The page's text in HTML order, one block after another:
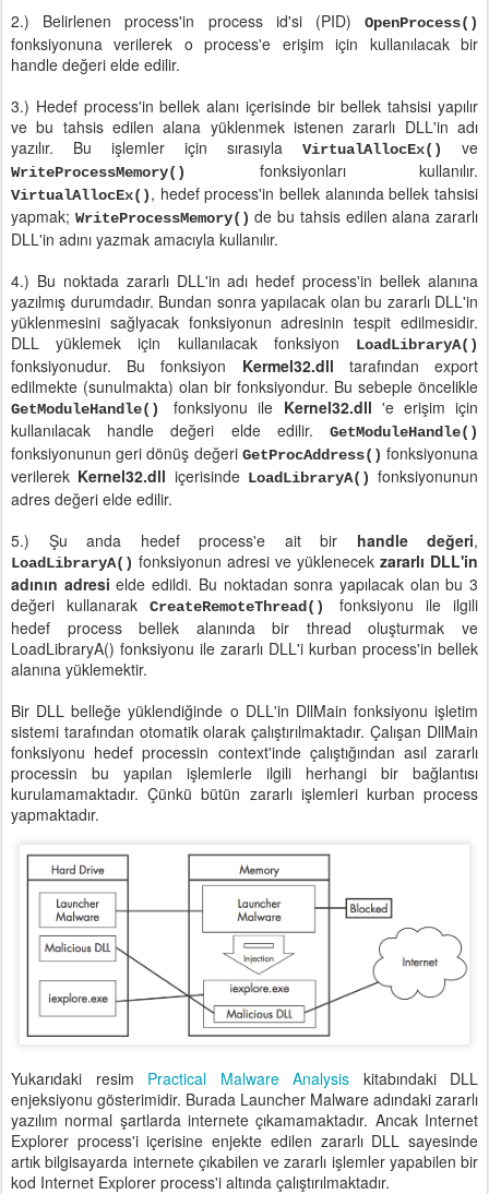
2.) Belirlenen process'in process id'si (PID)
OpenProcess()
fonksiyonuna verilerek o process'e erişim için kullanılacak bir
handle değeri elde edilir.
3.) Hedef process'in bellek alanı içerisinde bir bellek tahsisi yapılır
ve bu tahsis edilen alana yüklenmek istenen zararlı DLL'in adı
yazılır. Bu işlemler için sırasıyla
VirtualAllocEx() ve
WriteProcessMemory() fonksiyonları kullanılır.
VirtualAllocEx(), hedef process'in bellek alanında bellek tahsisi
yapmak; WriteProcessMemory() de bu tahsis edilen alana zararlı
DLL'in adını yazmak amacıyla kullanılır.
4.) Bu noktada zararlı DLL'in adı hedef process'in bellek alanına
yazılmış durumdadır. Bundan sonra yapılacak olan bu zararlı DLL'in
yüklenmesini sağlyacak fonksiyonun adresinin tespit edilmesidir.
DLL yüklemek için kullanılacak fonksiyon
LoadLibraryA()
fonksiyonudur. Bu fonksiyon Kermel32.dll tarafından export
edilmekte (sunulmakta) olan bir fonksiyondur. Bu sebeple öncelikle
GetModuleHandle()fonksiyonu ile Kernel32.dll 'e erişim için
kullanılacak handle değeri elde edilir.
GetModuleHandle()
fonksiyonunun geri dönüş değeri GetProcAddress() fonksiyonuna
verilerek Kernel32.dll içerisinde LoadLibraryA() fonksiyonunun
adres değeri elde edilir.
5.) Şu anda hedef process'e ait bir handle değeri,
LoadLibraryA() fonksiyonun adresi ve yüklenecek zararlı DLL'in
adının adresi elde edildi. Bu noktadan sonra yapılacak olan bu 3
değeri kullanarak
CreateRemoteThread()fonksiyonu ile ilgili
hedef process bellek alanında bir thread oluşturmak ve
LoadLibraryA() fonksiyonu ile zararlı DLL'i kurban process'in bellek
alanına yüklemektir.
Bir DLL belleğe yüklendiğinde o DLL'in DllMain fonksiyonu işletim
sistemi tarafından otomatik olarak çalıştırılmaktadır. Çalışan DllMain
fonksiyonu hedef processin context'inde çalıştığından asıl zararlı
processin bu yapılan işlemlerle ilgili herhangi bir bağlantısı
kurulamamaktadır. Çünkü bütün zararlı işlemleri kurban process
yapmaktadır.
Yukarıdaki resim Practical Malware Analysis kitabındaki DLL
enjeksiyonu gösterimidir. Burada Launcher Malware adındaki zararlı
yazılım normal şartlarda internete çıkamamaktadır. Ancak Internet
Explorer process'i içerisine enjekte edilen zararlı DLL sayesinde
artık bilgisayarda internete çıkabilen ve zararlı işlemler yapabilen bir
kod Internet Explorer process'i altında çalıştırılmaktadır.